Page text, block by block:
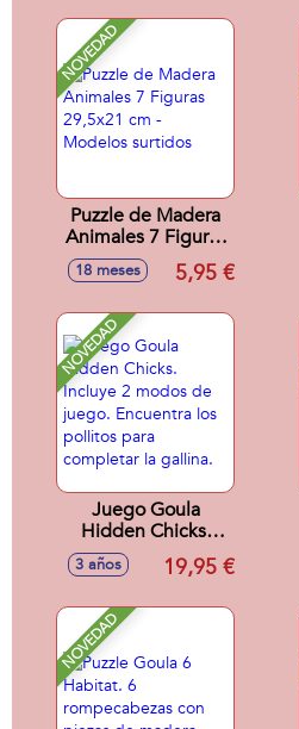
NOVEDAD
Puzzle de Madera
Animales 7 Figuras
29,5x21 cm -
Modelos surtidos
18 meses 5,95 €
NOVEDAD
Juego Goula
Hidden Chicks.
Incluye 2 modos de
juego. Encuentra
completar la
gallina.
3 años 19,95 €
NOVEDAD